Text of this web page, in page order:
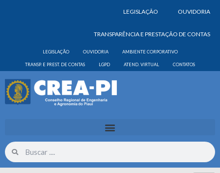
LEGISLAÇÃO OUVIDORIA
TRANSPARÊNCIA E PRESTAÇÃO DE CONTAS
LEGISLAÇÃO OUVIDORIA AMBIENTE CORPORATIVO
TRANSP. E PREST. DE CONTAS LGPD ATEND. VIRTUAL CONTATOS